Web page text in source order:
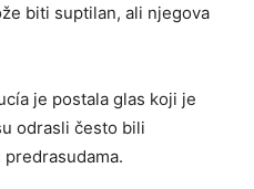
biti suptilan, ali njegova
je postala glas koji je
odrasli često bili